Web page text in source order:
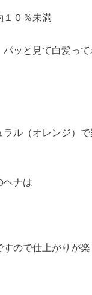
１０％未満
パッと見て白髪っ
ル（オレンジ）で
ヘナは
ので仕上がりが楽